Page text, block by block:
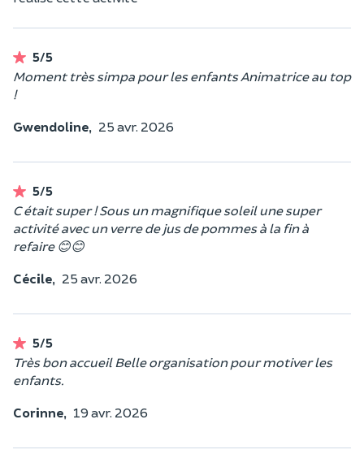
5/5
Moment très simpa pour les enfants Animatrice au top
!
Gwendoline, 25 avr. 2026
5/5
C était super ! Sous un magnifique soleil une super
activité avec un verre de jus de pommes à la fin à
refaire 😊😊
Cécile, 25 avr. 2026
5/5
Très bon accueil Belle organisation pour motiver les
enfants.
Corinne, 19 avr. 2026